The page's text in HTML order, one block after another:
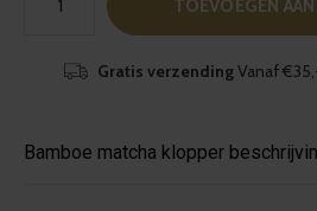
TOEVOEGEN
Gratis verzendingVanaf
Bamboe matcha klopper